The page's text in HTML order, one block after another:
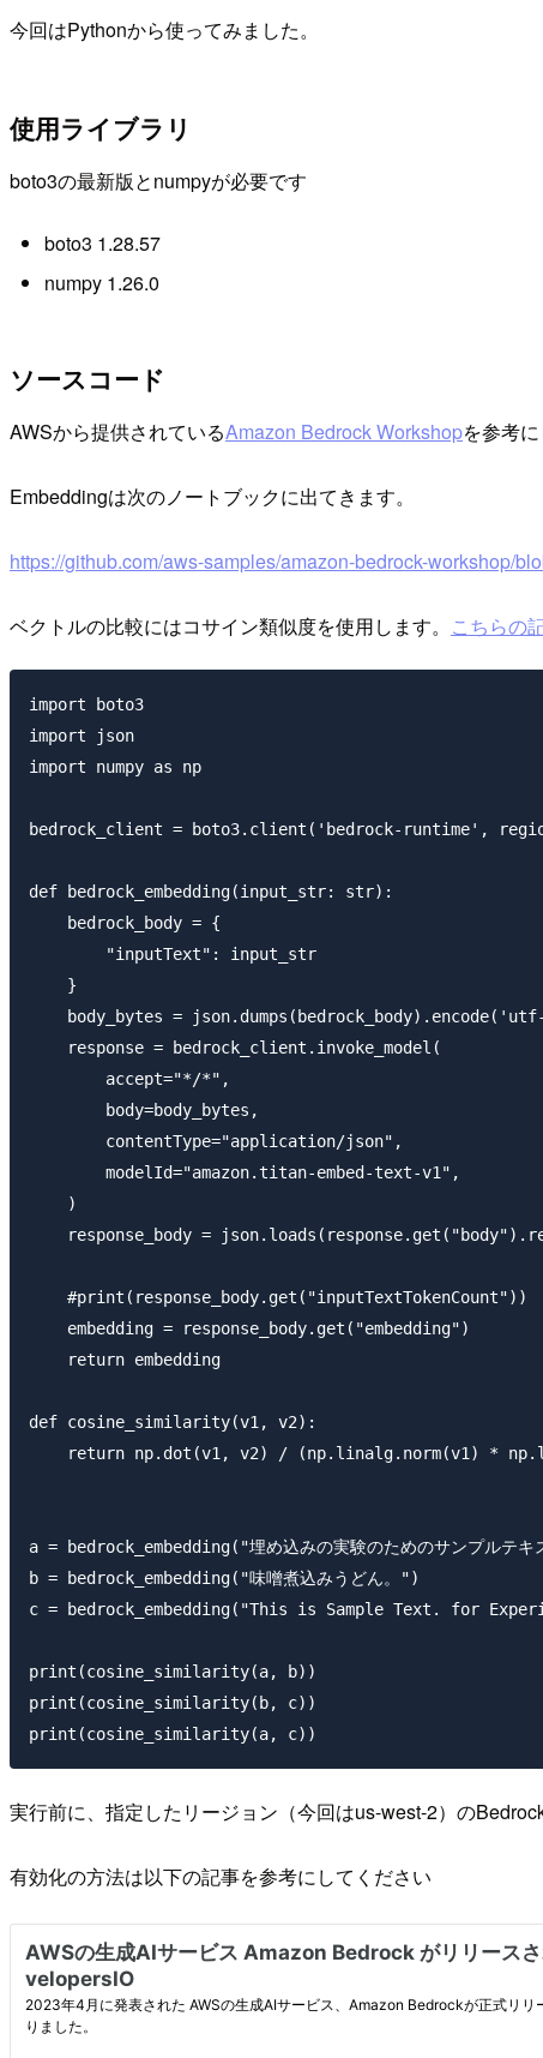
今回はPythonから使ってみました。
使用ライブラリ
boto3の最新版とnumpyが必要です
boto3 1.28.57
numpy 1.26.0
ソースコード
AWSから提供されているAmazon Bedrock Workshopを参考
Embeddingは次のノートブックに出てきます。
https://github.com/aws-samples/amazon-bedrock-workshop/
ベクトルの比較にはコサイン類似度を使用します。 こちらの
import boto3
import json
import numpy as np
bedrock_client = boto3.client('bedrock-runtime',
def bedrock_embedding(input_str: str):
    bedrock_body = {
        "inputText": input_str
    }
body_bytes =
    response = bedrock_client.invoke_model(
        accept="*/*",
        body=body_bytes,
        contentType="application/json",
        modelId="amazon.titan-embed-text-v1",
    )
response_body =
    #print(response_body.get("inputTextTokenCount"))
    embedding = response_body.get("embedding")
    return embedding
def cosine_similarity(v1, v2):
return np.dot(v1, v2) / (np.linalg.norm(v1) *
a = bedrock_embedding("埋め込みの実験のためのサンプルテキ
b = bedrock_embedding("味噌煮込みうどん。")
c = bedrock_embedding("This is Sample Text. for
print(cosine_similarity(a, b))
print(cosine_similarity(b, c))
実行前に、指定したリージョン（今回はus-west-2）の
有効化の方法は以下の記事を参考にしてください